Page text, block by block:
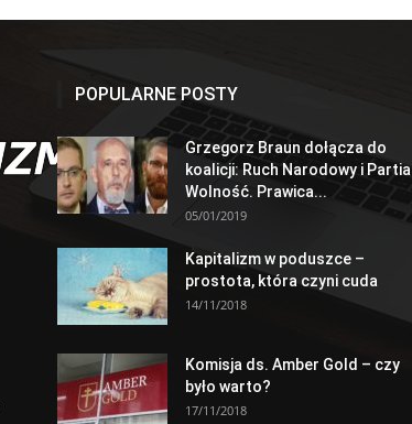
POPULARNE POSTY
Grzegorz Braun dołącza do
koalicji: Ruch Narodowy i Partia
Wolność. Prawica...
05/01/2019
Kapitalizm w poduszce –
prostota, która czyni cuda
14/11/2018
Komisja ds. Amber Gold – czy
było warto?
17/11/2018